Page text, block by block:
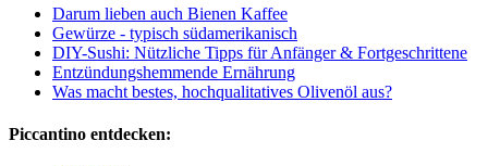
Darum lieben auch Bienen Kaffee
Gewürze - typisch südamerikanisch
DIY-Sushi: Nützliche Tipps für Anfänger & Fortgeschrittene
Entzündungshemmende Ernährung
Was macht bestes, hochqualitatives Olivenöl aus?
Piccantino entdecken: